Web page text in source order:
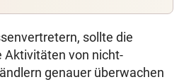
sollte die
Aktivitäten von nicht-
genauer überwachen